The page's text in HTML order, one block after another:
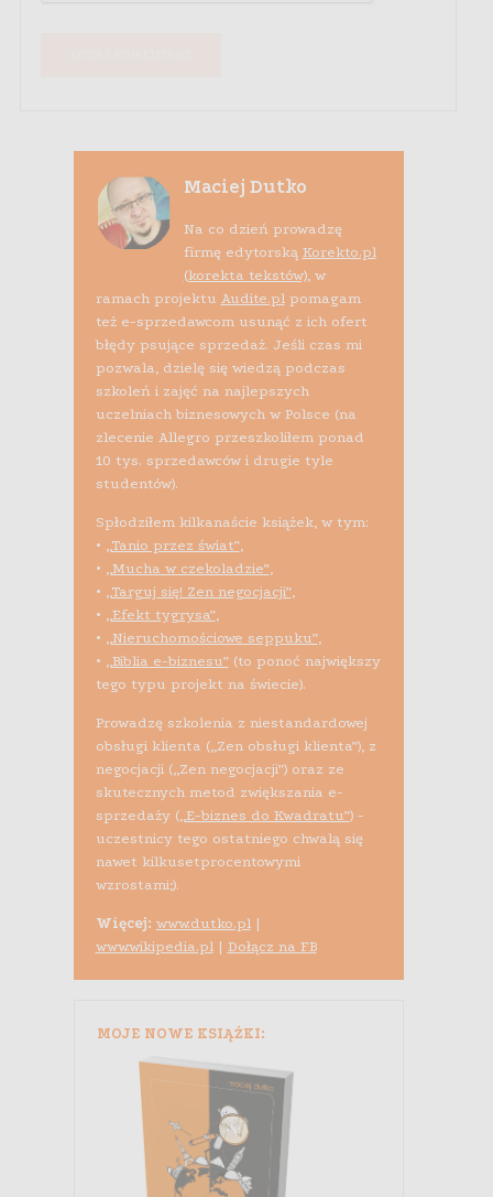
Maciej Dutko
Na co dzień prowadzę
firmę edytorską Korekto.pl
(korekta tekstów), w
ramach projektu Audite.plpomagam
też e-sprzedawcom usunąć z ich ofert
błędy psujące sprzedaż. Jeśli czas mi
pozwala, dzielę się wiedzą podczas
szkoleń i zajęć na najlepszych
uczelniach biznesowych w Polsce (na
zlecenie Allegro przeszkoliłem ponad
10 tys. sprzedawców i drugie tyle
studentów).
Spłodziłem kilkanaście książek, w tym:
• „Tanio przez świat”,
• „Mucha w czekoladzie”,
• „Targuj się! Zen negocjacji”,
• „Efekt tygrysa”,
• „Nieruchomościowe seppuku”,
• „Biblia e-biznesu”(to ponoć największy
tego typu projekt na świecie).
Prowadzę szkolenia z niestandardowej
obsługi klienta („Zen obsługi klienta”), z
negocjacji („Zen negocjacji”) oraz ze
skutecznych metod zwiększania e-
sprzedaży („E-biznes do Kwadratu”) -
uczestnicy tego ostatniego chwalą się
nawet kilkusetprocentowymi
wzrostami;).
Więcej: www.dutko.pl|
www.wikipedia.pl| Dołącz na FB
MOJE NOWE KSIĄŻKI: